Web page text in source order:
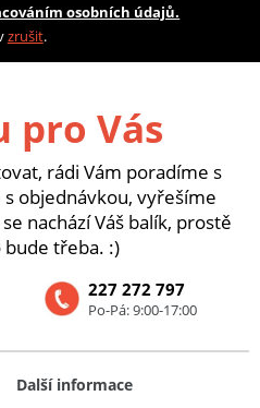
osobních údajů.
zrušit.
pro Vás
rádi Vám poradíme s
objednávkou, vyřešíme
nachází Váš balík, prostě
bude třeba. :)
227 272 797
Po-Pá: 9:00-17:00
Další informace